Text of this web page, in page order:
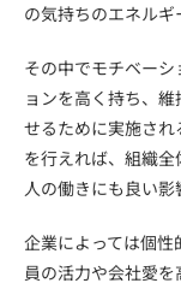
の気持ちのエネルギ
その中でモチベー
ョンを高く持ち、
せるために実施さ
を行えれば、組織
人の働きにも良い影
企業によっては個性
員の活力や会社愛